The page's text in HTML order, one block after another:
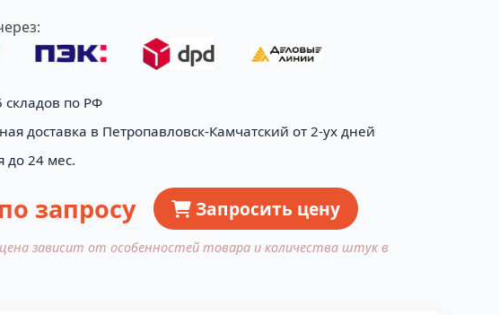
складов по РФ
доставка в Петропавловск-Камчатский от 2-ух дней
до 24 мес.
запросу Запросить цену
зависит от особенностей товара и количества штук в